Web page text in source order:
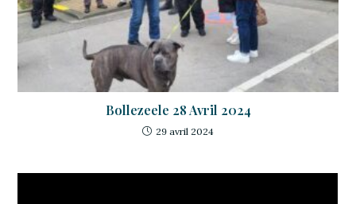
Bollezeele 28 Avril 2024
29 avril 2024